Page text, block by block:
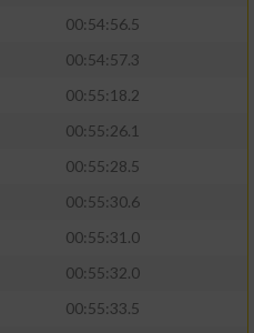
00:54:56.5
00:54:57.3
00:55:18.2
00:55:26.1
00:55:28.5
00:55:30.6
00:55:31.0
00:55:32.0
00:55:33.5